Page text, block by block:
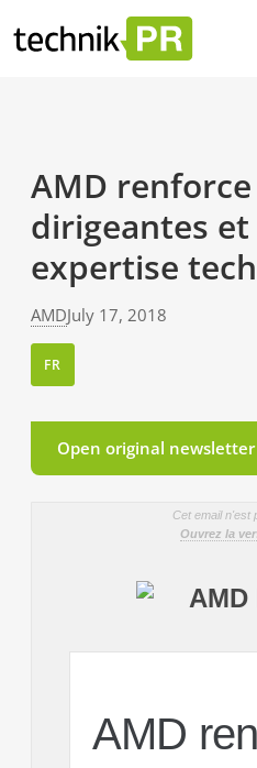
AMD
dirigeantes et
expertise
AMDJuly 17, 2018
FR
Open original newsletter